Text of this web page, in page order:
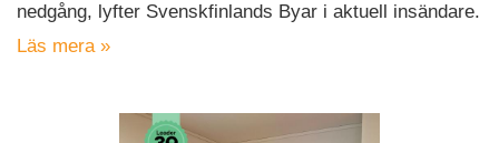
nedgång, lyfter Svenskfinlands Byar i aktuell insändare.
Läs mera »